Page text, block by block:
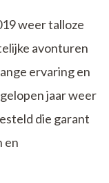
weer talloze
avonturen
ervaring en
jaar weer
die garant
en